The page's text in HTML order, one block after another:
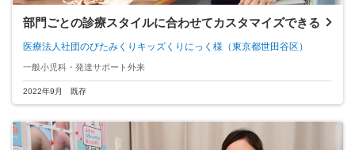
部門ごとの診療スタイルに合わせてカスタマイズできる
医療法人社団のびたみくりキッズくりにっく様 （東京都世田谷区）
一般小児科・発達サポート外来
2022年9月 既存